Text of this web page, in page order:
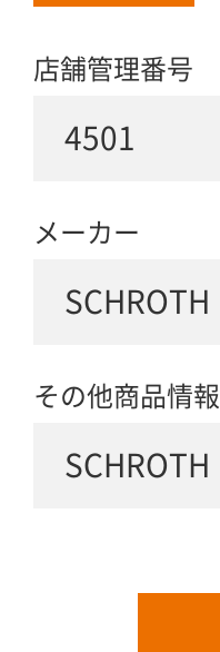
店舗管理番号
4501
メーカー
SCHROTH
その他商品情報